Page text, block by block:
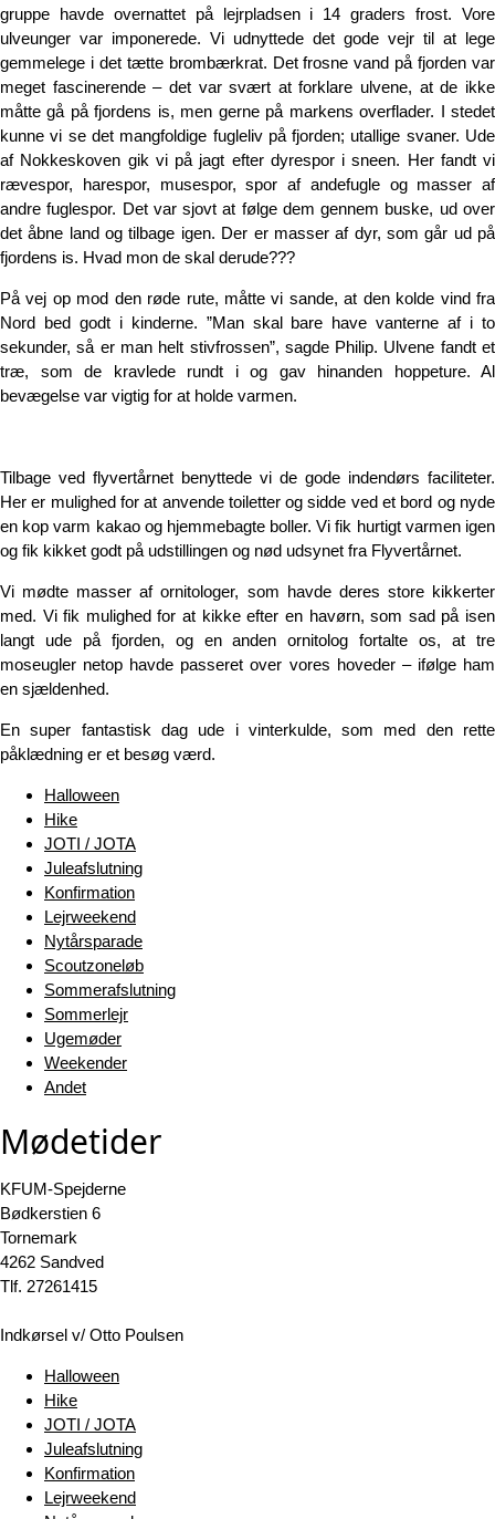
gruppe havde overnattet på lejrpladsen i 14 graders frost. Vore
ulveunger var imponerede. Vi udnyttede det gode vejr til at lege
gemmelege i det tætte brombærkrat. Det frosne vand på fjorden var
meget fascinerende – det var svært at forklare ulvene, at de ikke
måtte gå på fjordens is, men gerne på markens overflader. I stedet
kunne vi se det mangfoldige fugleliv på fjorden; utallige svaner. Ude
af Nokkeskoven gik vi på jagt efter dyrespor i sneen. Her fandt vi
rævespor, harespor, musespor, spor af andefugle og masser af
andre fuglespor. Det var sjovt at følge dem gennem buske, ud over
det åbne land og tilbage igen. Der er masser af dyr, som går ud på
fjordens is. Hvad mon de skal derude???
På vej op mod den røde rute, måtte vi sande, at den kolde vind fra
Nord bed godt i kinderne. ”Man skal bare have vanterne af i to
sekunder, så er man helt stivfrossen”, sagde Philip. Ulvene fandt et
træ, som de kravlede rundt i og gav hinanden hoppeture. Al
bevægelse var vigtig for at holde varmen.
Tilbage ved flyvertårnet benyttede vi de gode indendørs faciliteter.
Her er mulighed for at anvende toiletter og sidde ved et bord og nyde
en kop varm kakao og hjemmebagte boller. Vi fik hurtigt varmen igen
og fik kikket godt på udstillingen og nød udsynet fra Flyvertårnet.
Vi mødte masser af ornitologer, som havde deres store kikkerter
med. Vi fik mulighed for at kikke efter en havørn, som sad på isen
langt ude på fjorden, og en anden ornitolog fortalte os, at tre
moseugler netop havde passeret over vores hoveder – ifølge ham
en sjældenhed.
En super fantastisk dag ude i vinterkulde, som med den rette
påklædning er et besøg værd.
Halloween
Hike
JOTI / JOTA
Juleafslutning
Konfirmation
Lejrweekend
Nytårsparade
Scoutzoneløb
Sommerafslutning
Sommerlejr
Ugemøder
Weekender
Andet
Mødetider
KFUM-Spejderne
Bødkerstien 6
Tornemark
4262 Sandved
Tlf. 27261415
Indkørsel v/ Otto Poulsen
Halloween
Hike
JOTI / JOTA
Juleafslutning
Konfirmation
Lejrweekend